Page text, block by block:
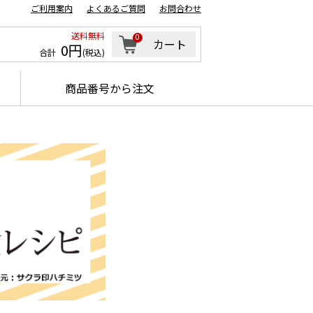
ご利用案内 よくあるご質問 お問合わせ
送料無料
合計 0円(税込)
0 カート
商品番号から注文